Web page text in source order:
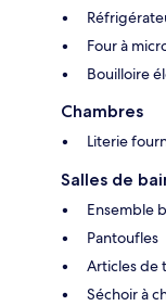
Four à
Bouilloire
Chambres
Literie
Salles de
Ensemble
Pantoufles
Articles de
Séchoir à